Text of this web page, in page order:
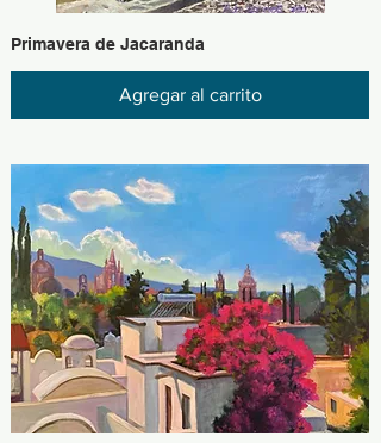
Primavera de Jacaranda
Agregar al carrito